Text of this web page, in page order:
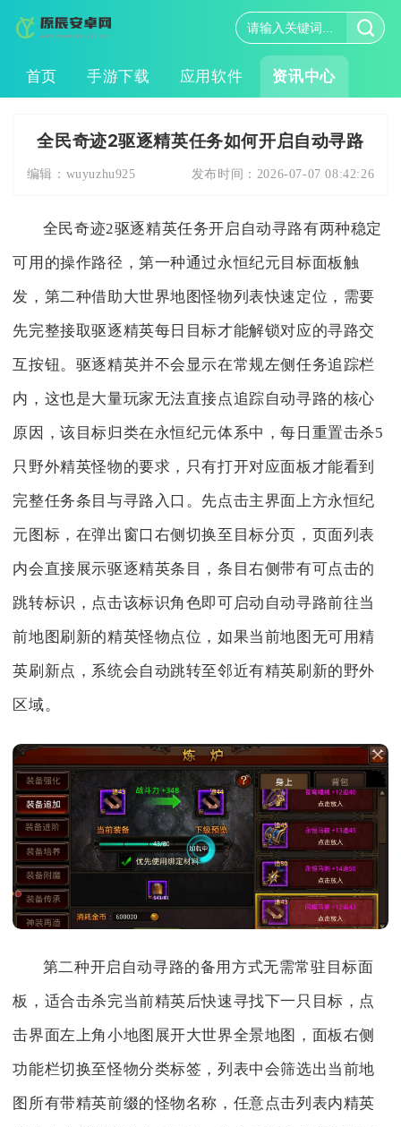
首页 手游下载 应用软件 资讯中心
全民奇迹2驱逐精英任务如何开启自动寻路
编辑： wuyuzhu925 发布时间： 2026-07-07 08:42:26
全民奇迹2驱逐精英任务开启自动寻路有两种稳定
可用的操作路径，第一种通过永恒纪元目标面板触
发，第二种借助大世界地图怪物列表快速定位，需要
先完整接取驱逐精英每日目标才能解锁对应的寻路交
互按钮。驱逐精英并不会显示在常规左侧任务追踪栏
内，这也是大量玩家无法直接点追踪自动寻路的核心
原因，该目标归类在永恒纪元体系中，每日重置击杀5
只野外精英怪物的要求，只有打开对应面板才能看到
完整任务条目与寻路入口。先点击主界面上方永恒纪
元图标，在弹出窗口右侧切换至目标分页，页面列表
内会直接展示驱逐精英条目，条目右侧带有可点击的
跳转标识，点击该标识角色即可启动自动寻路前往当
前地图刷新的精英怪物点位，如果当前地图无可用精
英刷新点，系统会自动跳转至邻近有精英刷新的野外
区域。
第二种开启自动寻路的备用方式无需常驻目标面
板，适合击杀完当前精英后快速寻找下一只目标，点
击界面左上角小地图展开大世界全景地图，面板右侧
功能栏切换至怪物分类标签，列表中会筛选出当前地
图所有带精英前缀的怪物名称，任意点击列表内精英